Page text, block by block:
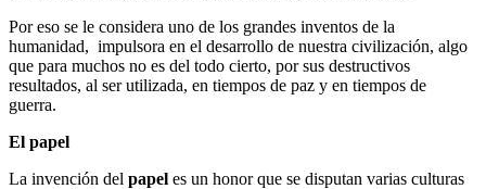
Por eso se le considera uno de los grandes inventos de la
humanidad, impulsora en el desarrollo de nuestra civilización, algo
que para muchos no es del todo cierto, por sus destructivos
resultados, al ser utilizada, en tiempos de paz y en tiempos de
guerra.
El papel
La invención del papel es un honor que se disputan varias culturas